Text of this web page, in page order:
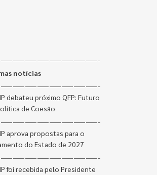
notícias
debateu próximo QFP: Futuro
de Coesão
aprova propostas para o
do Estado de 2027
foi recebida pelo Presidente